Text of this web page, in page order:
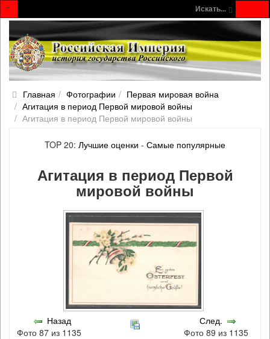
Искать...
Главная Фотографии
Первая мировая война
Агитация в период Первой мировой войны
Агитация в период Первой мировой войны
TOP 20: Лучшие оценки - Самые популярные
Агитация в период Первой
мировой войны
Назад
Фото 87 из 1135
След.
Фото 89 из 1135